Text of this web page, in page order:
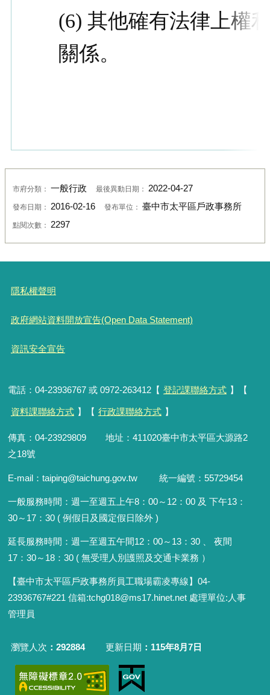
(6) 其他確有法律上權
關係。
市府分類： 一般行政 最後異動日期： 2022-04-27
發布日期： 2016-02-16 發布單位： 臺中市太平區戶政事務所
點閱次數： 2297
隱私權聲明
政府網站資料開放宣告(Open Data Statement)
資訊安全宣告
電話：04-23936767 或 0972-263412【 登記課聯絡方式 】【
資料課聯絡方式 】【 行政課聯絡方式 】
傳真：04-23929809 地址：411020臺中市太平區大源路2
之18號
E-mail：taiping@taichung.gov.tw 統一編號：55729454
一般服務時間： 週一至週五上午8：00～12：00 及 下午13：
30～17：30 ( 例假日及國定假日除外 )
延長服務時間：週一至週五午間12：00～ 13：30 、 夜間
17：30～ 18：30 ( 無受理人別護照及交通卡業務 ）
【臺中市太平區戶政事務所員工職場霸凌專線】04-
23936767#221 信箱:tchg018@ms17.hinet.net 處理單位:人事
管理員
瀏覽人次 292884 更新日期 115年8月7日